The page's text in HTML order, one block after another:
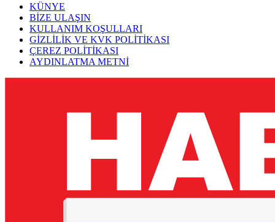
KÜNYE
BİZE ULAŞIN
KULLANIM KOŞULLARI
GİZLİLİK VE KVK POLİTİKASI
ÇEREZ POLİTİKASI
AYDINLATMA METNİ